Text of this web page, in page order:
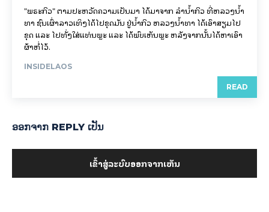
"ພຣະກິວ" ຕາມປະຫວັດຄວາມເປັນມາ ໄດ້ມາຈາກ ລຳນ້ຳກິວ ທີ່ຫລວງນ້ຳ
ທາ ຊົນເຜົ່າລາວເທິງໄດ້ໄປຂຸດມັນ ຢູ່ນ້ຳກິວ ຫລວງນ້ຳທາ ໄດ້ເອົາສຽມໄປ
ຂຸດ ແລະ ໄປທັ່ງໃສ່ແທ່ນພຼະ ແລະ ໄດ້ພົບເຫັນພຼະ ຫລັງຈາກນັ້ນໄດ້ຫາເອົາ
ຜ້າຫໍ່ໄວ້.
INSIDELAOS
READ
ອອກ​ຈາກ REPLY ເປັນ
ເຂົ້າ​ສູ່​ລະ​ບົບ​ອອກ​ຈາກ​ເຫັນ